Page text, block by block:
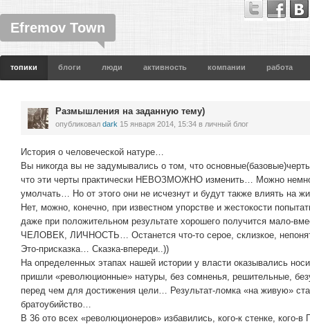
Efremov Town
топики блоги люди активность компании работа
Размышления на заданную тему)
опубликовал dark 15 января 2014, 15:34 в личный блог
История о человеческой натуре…
Вы никогда вы не задумывались о том, что
что эти черты практически НЕВОЗМОЖНО изменить… Можно
умолчать… Но от этого они не исчезнут и будут также влиять на
Нет, можно, конечно, при известном упорстве и жестокости
даже при положительном результате хорошего получится мало-
ЧЕЛОВЕК, ЛИЧНОСТЬ… Останется что-то серое, склизкое,
Это-присказка… Сказка-впереди..))
На определенных этапах нашей истории у власти оказывались
пришли «революционные» натуры, без сомненья, решительные,
перед чем для достижения цели… Результат-ломка «на живую»
братоубийство…
В 36 ото всех «революционеров» избавились, кого-к стенке, кого-в